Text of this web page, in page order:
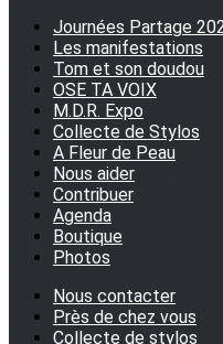
Journées Partage
Les manifestations
Tom et son doudou
OSE TA VOIX
M.D.R. Expo
Collecte de Stylos
A Fleur de Peau
Nous aider
Contribuer
Agenda
Boutique
Photos
Nous contacter
Près de chez vous
Collecte de stylos